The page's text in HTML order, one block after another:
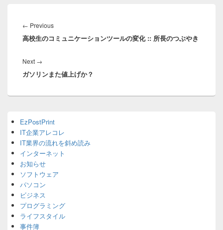
稿
ナ
ゲ
ー
シ
← PreviousPrevious
post:
高校生のコミュニケーションツールの変化 :: 所長のつぶやき
Next →
post:
ガソリンまた値上げか？
Sidebar
Widget
Area
EzPostPrint
IT企業アレコレ
IT業界の流れを斜め読み
インターネット
お知らせ
ソフトウェア
パソコン
ビジネス
プログラミング
ライフスタイル
事件簿